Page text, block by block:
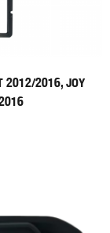
2012/2016, JOY